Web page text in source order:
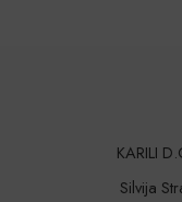
KARILI
Silvija